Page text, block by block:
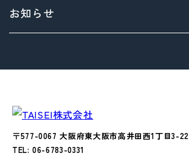
Environment（環境）への取り組み
Social（社会）への取り組み
お知らせ
〒577-0067 大阪府東大阪市高井田西1丁目3-22
TEL: 06-6783-0331